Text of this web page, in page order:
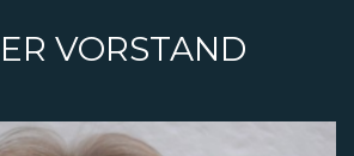
VORSTAND